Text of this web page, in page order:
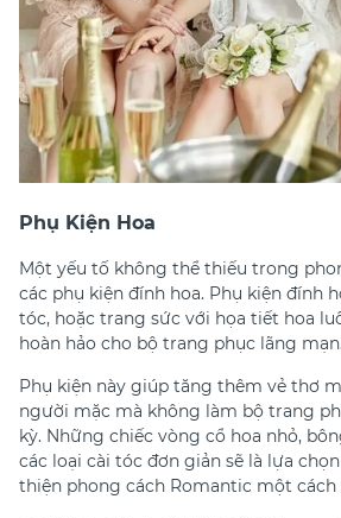
Phụ Kiện Hoa
Một yếu tố không thể thiếu trong
các phụ kiện đính hoa. Phụ kiện đính
tóc, hoặc trang sức với họa tiết hoa
hoàn hảo cho bộ trang phục lãng mạn.
Phụ kiện này giúp tăng thêm vẻ thơ
người mặc mà không làm bộ trang
kỳ. Những chiếc vòng cổ hoa nhỏ,
các loại cài tóc đơn giản sẽ là lựa
thiện phong cách Romantic một